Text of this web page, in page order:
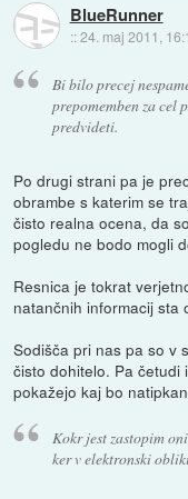
BlueRunner
::24. maj 2011,
Bi bilo precej
prepomemben za cel
predvideti.
Po drugi strani pa je
obrambe s katerim se
čisto realna ocena, da
pogledu ne bodo mogli
Resnica je tokrat
natančnih informacij sta
Sodišča pri nas pa so v
čisto dohitelo. Pa četudi
pokažejo kaj bo
Kokr jest zastopim
ker v elektronski